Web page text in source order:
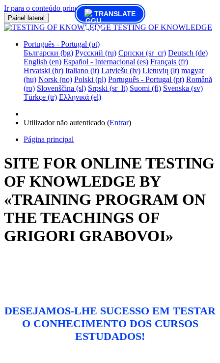
Ir para o conteúdo principal
Painel lateral
TESTING OF KNOWLEDGE
Português - Portugal ‎(pt)‎
Български ‎(bg)‎ Русский ‎(ru)‎ Српски ‎(sr_cr)‎ Deutsch ‎(de)‎
English ‎(en)‎ Español - Internacional ‎(es)‎ Français ‎(fr)‎
Hrvatski ‎(hr)‎ Italiano ‎(it)‎ Latviešu ‎(lv)‎ Lietuvių ‎(lt)‎ magyar
‎(hu)‎ Norsk ‎(no)‎ Polski ‎(pl)‎ Português - Portugal ‎(pt)‎ Română
‎(ro)‎ Slovenščina ‎(sl)‎ Srpski ‎(sr_lt)‎ Suomi ‎(fi)‎ Svenska ‎(sv)‎
Türkçe ‎(tr)‎ Ελληνικά ‎(el)‎
Utilizador não autenticado (Entrar)
Página principal
SITE FOR ONLINE TESTING
OF KNOWLEDGE BY
«TRAINING PROGRAM ON
THE TEACHINGS OF
GRIGORI GRABOVOI»
DESEJAMOS-LHE SUCESSO EM TESTAR
O CONHECIMENTO DOS CURSOS
ESTUDADOS!
TRANSLATE